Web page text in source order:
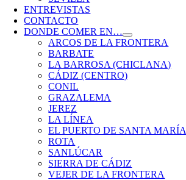
ENTREVISTAS
CONTACTO
DONDE COMER EN…
ARCOS DE LA FRONTERA
BARBATE
LA BARROSA (CHICLANA)
CÁDIZ (CENTRO)
CONIL
GRAZALEMA
JEREZ
LA LÍNEA
EL PUERTO DE SANTA MARÍA
ROTA
SANLÚCAR
SIERRA DE CÁDIZ
VEJER DE LA FRONTERA